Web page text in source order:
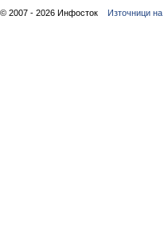
© 2007 - 2026 Инфосток Източници